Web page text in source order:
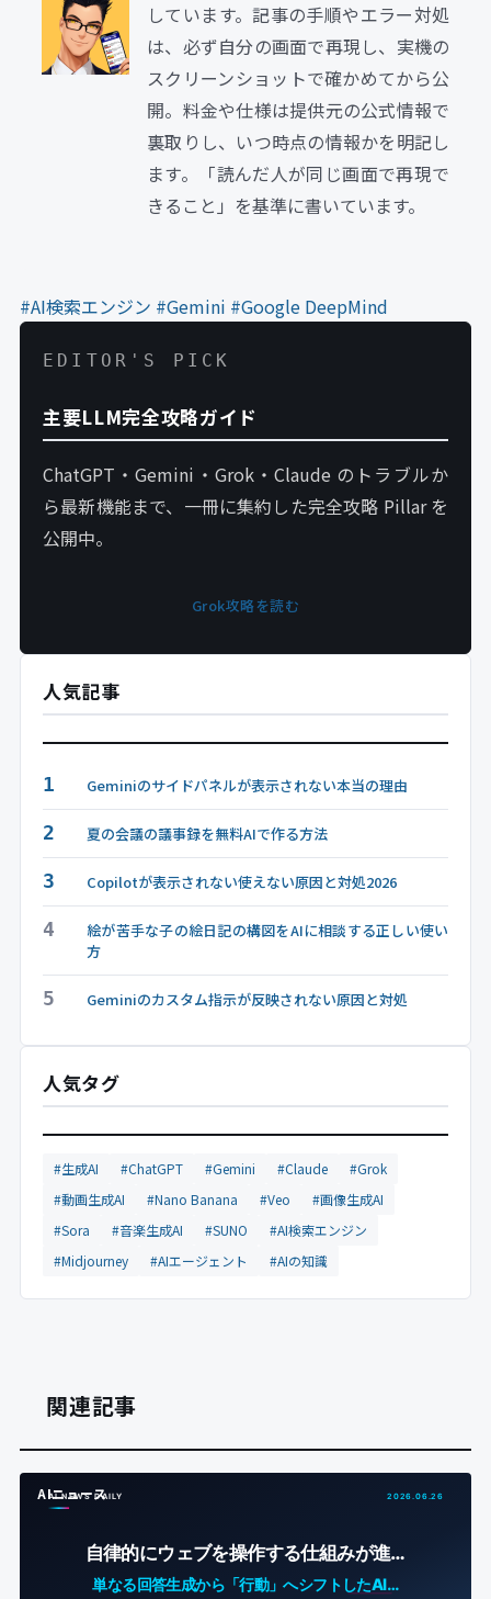
しています。記事の手順やエラー対処
は、必ず自分の画面で再現し、実機の
スクリーンショットで確かめてから公
開。料金や仕様は提供元の公式情報で
裏取りし、いつ時点の情報かを明記し
ます。「読んだ人が同じ画面で再現で
きること」を基準に書いています。
#AI検索エンジン #Gemini #Google DeepMind
EDITOR'S PICK
主要LLM完全攻略ガイド
ChatGPT・Gemini・Grok・Claude のトラブルか
ら最新機能まで、一冊に集約した完全攻略 Pillar を
公開中。
Grok攻略を読む
人気記事
1 Geminiのサイドパネルが表示されない本当の理由
2 夏の会議の議事録を無料AIで作る方法
3 Copilotが表示されない使えない原因と対処2026
4
絵が苦手な子の絵日記の構図をAIに相談する正しい使い
方
5 Geminiのカスタム指示が反映されない原因と対処
人気タグ
#生成AI #ChatGPT #Gemini #Claude
#Grok
#動画生成AI
#Nano Banana #Veo
#画像生成AI
#Sora
#音楽生成AI #SUNO
#AI検索エンジン
#Midjourney
#AIエージェント #AIの知識
関連記事
AIニュース